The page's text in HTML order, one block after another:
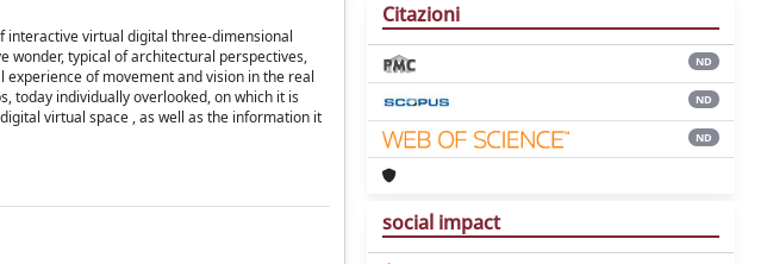
interactive virtual digital three-dimensional
wonder, typical of architectural perspectives,
of movement and vision in the real
today individually overlooked, on which it is
virtual space , as well as the information it
Citazioni
ND
ND
ND
social impact